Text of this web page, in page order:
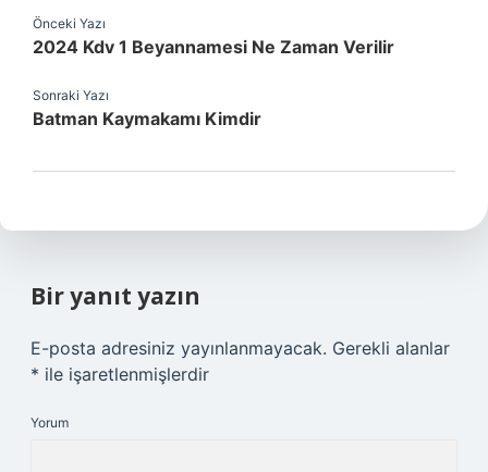
Önceki Yazı
2024 Kdv 1 Beyannamesi Ne Zaman Verilir
Sonraki Yazı
Batman Kaymakamı Kimdir
Bir yanıt yazın
E-posta adresiniz yayınlanmayacak. Gerekli alanlar
* ile işaretlenmişlerdir
Yorum